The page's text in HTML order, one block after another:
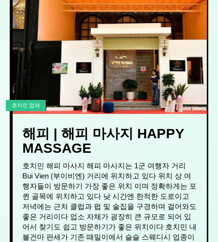
호치민 업체
해피 | 해피 마사지 HAPPY
MASSAGE
호치민 해피 마사지 해피 마사지는 1군 여행자 거리
Bui Vien (부이비엔) 거리에 위치하고 있다 위치 상 여
행자들이 방문하기 가장 좋은 위치 이며 정확하게는 포
퀸 골목에 위치하고 있다 낮 시간엔 한적한 도로이고
저녁에는 근처 클럽과 펍 및 술집을 구경하며 걸어와도
좋은 거리이다 업소 자체가 굉장히 큰 규모로 되어 있
어서 찾기도 쉽고 방문하기가 좋은 위치이다 호치민 내
불건마 판세가 기존 때밀이에서 슬슬 스웨디시 업종이